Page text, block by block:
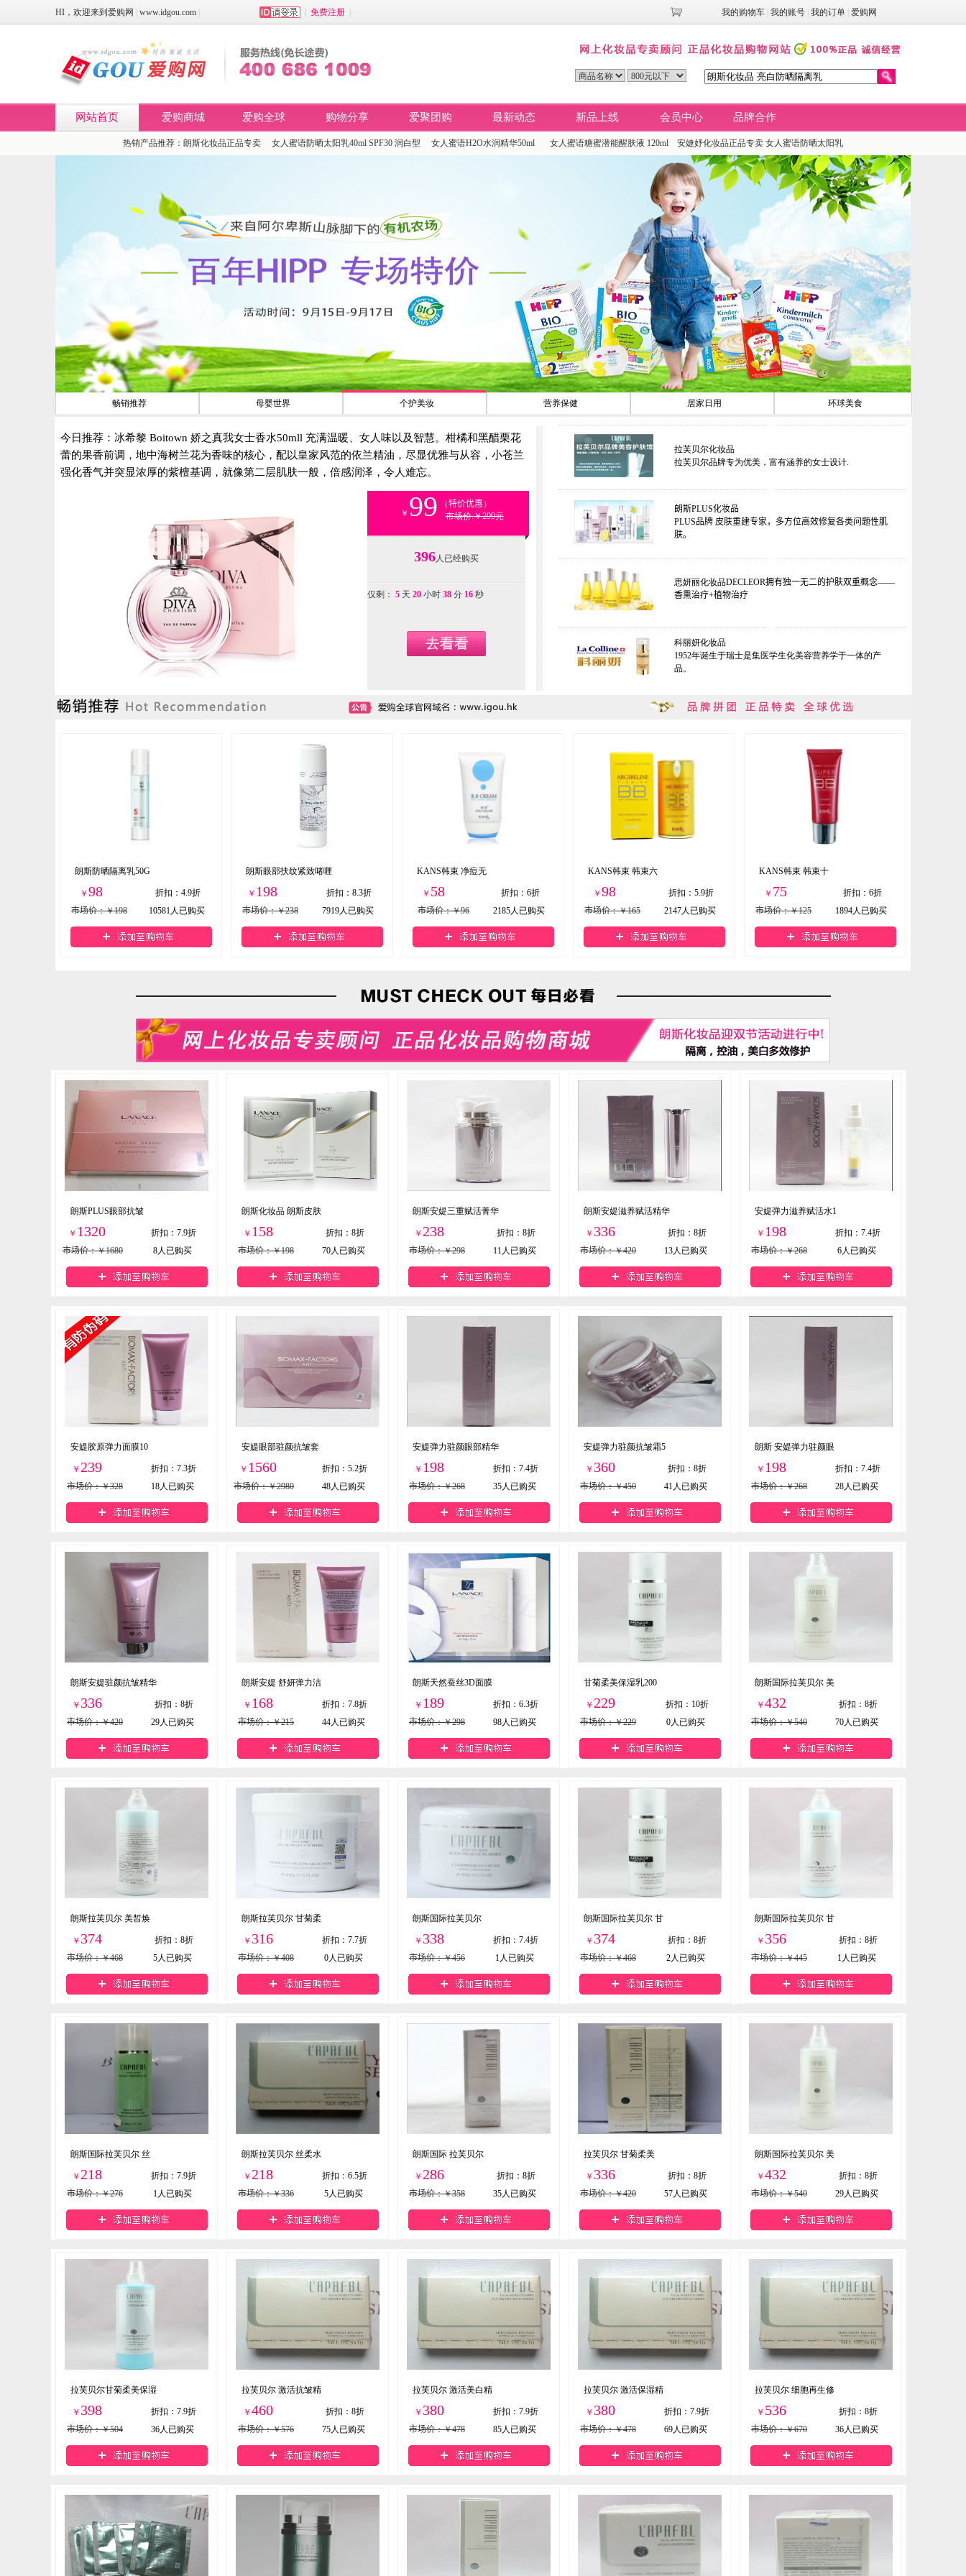
HI，欢迎来到 爱购网 www.idgou.com 免费注册 我的购物车 我的账号 我的订单 爱购网
网站首页 爱购商城 爱购全球 购物分享 爱聚团购 最新动态 新品上线 会员中心 品牌合作
热销产品推荐： 朗斯化妆品正品专卖 女人蜜语防晒太阳乳40ml SPF30 润白型 女人蜜语H2O水润精华50ml 女人蜜语糖蜜潜能醒肤液 120ml 安婕妤化妆品正品专卖 女人蜜语防晒太阳乳
畅销推荐 母婴世界 个护美妆 营养保健 居家日用 环球美食
今日推荐：冰希黎 Boitown 娇之真我女士香水50mll 充满温暖、女人味以及智慧。柑橘和黑醋栗花
蕾的果香前调，地中海树兰花为香味的核心，配以皇家风范的依兰精油，尽显优雅与从容，小苍兰
强化香气并突显浓厚的紫檀基调，就像第二层肌肤一般，倍感润泽，令人难忘。
拉芙贝尔化妆品
拉芙贝尔品牌专为优美，富有涵养的女士设计.
朗斯PLUS化妆品
PLUS品牌 皮肤重建专家，多方位高效修复各类问题性肌
肤。
思妍丽化妆品DECLEOR拥有独一无二的护肤双重概念——
香熏治疗+植物治疗
科丽妍化妆品
1952年诞生于瑞士是集医学生化美容营养学于一体的产
品。
￥ 99 （特价优惠 ）
市场价:￥299元
396人已经购买
仅剩： 5 天 20 小时 38 分 14 秒
朗斯防晒隔离乳50G
￥ 98 折扣 ： 4.9折
市场价：￥198 10581人已购买
朗斯眼部扶纹紧致啫喱
￥ 198 折扣 ： 8.3折
市场价：￥238 7919人已购买
KANS韩束 净痘无
￥ 58 折扣 ： 6折
市场价：￥96 2185人已购买
KANS韩束 韩束六
￥ 98 折扣 ： 5.9折
市场价：￥165 2147人已购买
KANS韩束 韩束十
￥ 75 折扣 ： 6折
市场价：￥125 1894人已购买
朗斯PLUS眼部抗皱
￥ 1320 折扣 ： 7.9折
市场价：￥1680 8人已购买
朗斯化妆品 朗斯皮肤
￥ 158 折扣 ： 8折
市场价：￥198 70人已购买
朗斯安媞三重赋活菁华
￥ 238 折扣 ： 8折
市场价：￥298 11人已购买
朗斯安媞滋养赋活精华
￥ 336 折扣 ： 8折
市场价：￥420 13人已购买
安媞弹力滋养赋活水1
￥ 198 折扣 ： 7.4折
市场价：￥268 6人已购买
安媞胶原弹力面膜10
￥ 239 折扣 ： 7.3折
市场价：￥328 18人已购买
安媞眼部驻颜抗皱套
￥ 1560 折扣 ： 5.2折
市场价：￥2980 48人已购买
安媞弹力驻颜眼部精华
￥ 198 折扣 ： 7.4折
市场价：￥268 35人已购买
安媞弹力驻颜抗皱霜5
￥ 360 折扣 ： 8折
市场价：￥450 41人已购买
朗斯 安媞弹力驻颜眼
￥ 198 折扣 ： 7.4折
市场价：￥268 28人已购买
朗斯安媞驻颜抗皱精华
￥ 336 折扣 ： 8折
市场价：￥420 29人已购买
朗斯安媞 舒妍弹力洁
￥ 168 折扣 ： 7.8折
市场价：￥215 44人已购买
朗斯天然蚕丝3D面膜
￥ 189 折扣 ： 6.3折
市场价：￥298 98人已购买
甘菊柔美保湿乳200
￥ 229 折扣 ： 10折
市场价：￥229 0人已购买
朗斯国际拉芙贝尔 美
￥ 432 折扣 ： 8折
市场价：￥540 70人已购买
朗斯拉芙贝尔 美皙焕
￥ 374 折扣 ： 8折
市场价：￥468 5人已购买
朗斯拉芙贝尔 甘菊柔
￥ 316 折扣 ： 7.7折
市场价：￥408 0人已购买
朗斯国际拉芙贝尔
￥ 338 折扣 ： 7.4折
市场价：￥456 1人已购买
朗斯国际拉芙贝尔 甘
￥ 374 折扣 ： 8折
市场价：￥468 2人已购买
朗斯国际拉芙贝尔 甘
￥ 356 折扣 ： 8折
市场价：￥445 1人已购买
朗斯国际拉芙贝尔 丝
￥ 218 折扣 ： 7.9折
市场价：￥276 1人已购买
朗斯拉芙贝尔 丝柔水
￥ 218 折扣 ： 6.5折
市场价：￥336 5人已购买
朗斯国际 拉芙贝尔
￥ 286 折扣 ： 8折
市场价：￥358 35人已购买
拉芙贝尔 甘菊柔美
￥ 336 折扣 ： 8折
市场价：￥420 57人已购买
朗斯国际拉芙贝尔 美
￥ 432 折扣 ： 8折
市场价：￥540 29人已购买
拉芙贝尔甘菊柔美保湿
￥ 398 折扣 ： 7.9折
市场价：￥504 36人已购买
拉芙贝尔 激活抗皱精
￥ 460 折扣 ： 8折
市场价：￥576 75人已购买
拉芙贝尔 激活美白精
￥ 380 折扣 ： 7.9折
市场价：￥478 85人已购买
拉芙贝尔 激活保湿精
￥ 380 折扣 ： 7.9折
市场价：￥478 69人已购买
拉芙贝尔 细胞再生修
￥ 536 折扣 ： 8折
市场价：￥670 36人已购买